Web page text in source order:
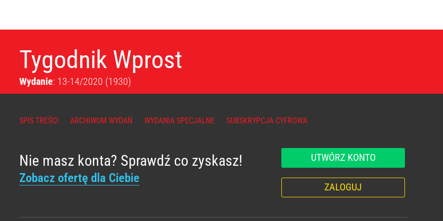
Tygodnik Wprost
Wydanie: 13-14/2020 (1930)
SPIS TREŚCI ARCHIWUM WYDAŃ WYDANIA SPECJALNE SUBSKRYPCJA CYFROWA
Nie masz konta? Sprawdź co zyskasz!
Zobacz ofertę dla Ciebie
UTWÓRZ KONTO
ZALOGUJ